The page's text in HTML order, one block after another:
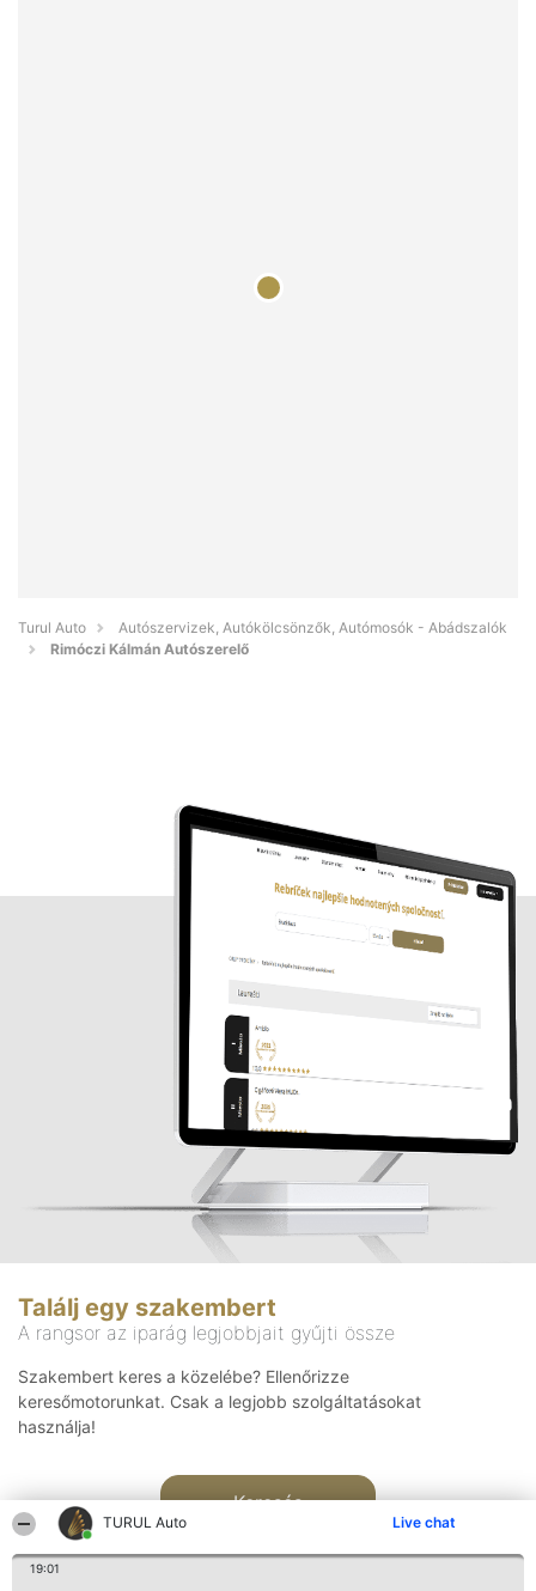
TURUL Auto Live chat
19:01
Turul Auto
Autószervizek, Autókölcsönzők, Autómosók - Abádszalók
Rimóczi Kálmán Autószerelő
Találj egy szakembert
A rangsor az iparág legjobbjait gyűjti össze
Szakembert keres a közelébe? Ellenőrizze
keresőmotorunkat. Csak a legjobb szolgáltatásokat
használja!
Keresés